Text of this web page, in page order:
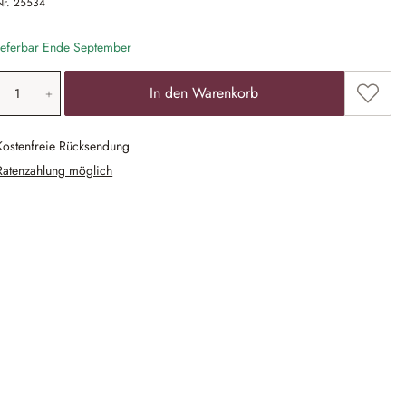
Ende September
Anzahl: Gib den gewünschten
In den Warenkorb Zum
Rücksendung
möglich